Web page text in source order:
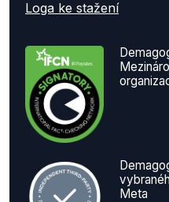
Loga ke stažení
Meta